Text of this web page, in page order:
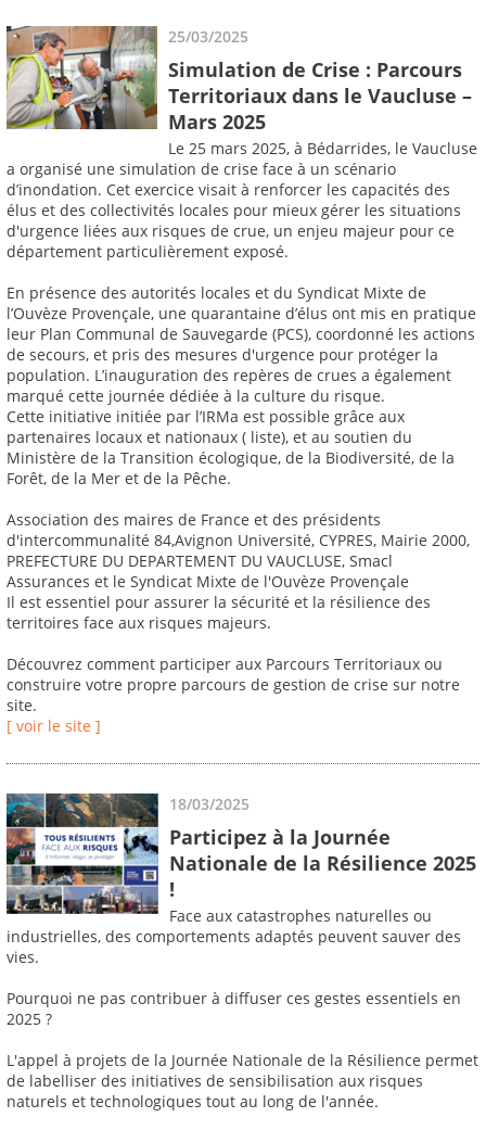
25/03/2025
Simulation de Crise : Parcours
Territoriaux dans le Vaucluse –
Mars 2025
Le 25 mars 2025, à Bédarrides, le Vaucluse
a organisé une simulation de crise face à un scénario
d’inondation. Cet exercice visait à renforcer les capacités des
élus et des collectivités locales pour mieux gérer les situations
d'urgence liées aux risques de crue, un enjeu majeur pour ce
département particulièrement exposé.
En présence des autorités locales et du Syndicat Mixte de
l’Ouvèze Provençale, une quarantaine d’élus ont mis en pratique
leur Plan Communal de Sauvegarde (PCS), coordonné les actions
de secours, et pris des mesures d'urgence pour protéger la
population. L’inauguration des repères de crues a également
marqué cette journée dédiée à la culture du risque.
Cette initiative initiée par l’IRMa est possible grâce aux
partenaires locaux et nationaux ( liste), et au soutien du
Ministère de la Transition écologique, de la Biodiversité, de la
Forêt, de la Mer et de la Pêche.
Association des maires de France et des présidents
d'intercommunalité 84,Avignon Université, CYPRES, Mairie 2000,
PREFECTURE DU DEPARTEMENT DU VAUCLUSE, Smacl
Assurances et le Syndicat Mixte de l'Ouvèze Provençale
Il est essentiel pour assurer la sécurité et la résilience des
territoires face aux risques majeurs.
Découvrez comment participer aux Parcours Territoriaux ou
construire votre propre parcours de gestion de crise sur notre
site.
[ voir le site ]
18/03/2025
Participez à la Journée
Nationale de la Résilience 2025
!
Face aux catastrophes naturelles ou
industrielles, des comportements adaptés peuvent sauver des
vies.
Pourquoi ne pas contribuer à diffuser ces gestes essentiels en
2025 ?
L'appel à projets de la Journée Nationale de la Résilience permet
de labelliser des initiatives de sensibilisation aux risques
naturels et technologiques tout au long de l'année.